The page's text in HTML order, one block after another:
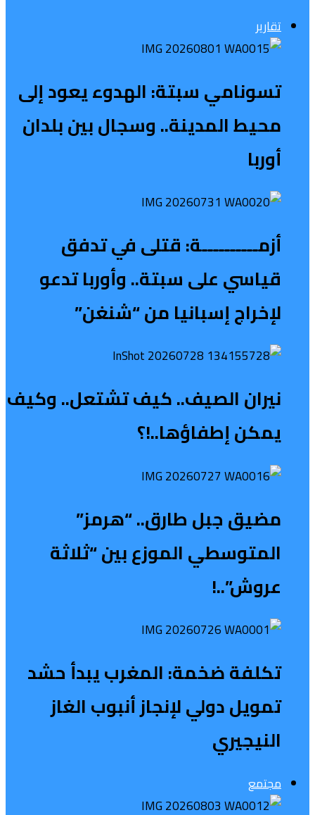
تقارير
تسونامي سبتة: الهدوء يعود إلى
محيط المدينة.. وسجال بين بلدان
أوربا
أزمــــــــــة: قتلى في تدفق
قياسي على سبتة.. وأوربا تدعو
لإخراج إسبانيا من “شنغن”
نيران الصيف.. كيف تشتعل.. وكيف
يمكن إطفاؤها..!؟
مضيق جبل طارق.. “هرمز”
المتوسطي الموزع بين “ثلاثة
عروش”..!
تكلفة ضخمة: المغرب يبدأ حشد
تمويل دولي لإنجاز أنبوب الغاز
النيجيري
مجتمع